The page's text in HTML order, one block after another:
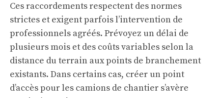
Ces raccordements respectent des normes
strictes et exigent parfois l’intervention de
professionnels agréés. Prévoyez un délai de
plusieurs mois et des coûts variables selon la
distance du terrain aux points de branchement
existants. Dans certains cas, créer un point
d’accès pour les camions de chantier s’avère